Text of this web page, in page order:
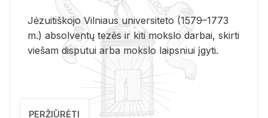
Jėzuitiškojo Vilniaus universiteto (1579–1773
m.) absolventų tezės ir kiti mokslo darbai, skirti
viešam disputui arba mokslo laipsniui įgyti.
PERŽIŪRĖTI